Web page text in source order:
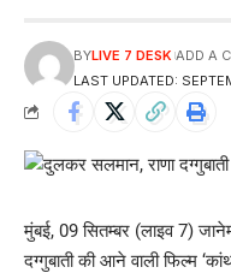
LAST UPDATED:
BYLIVE 7 DESK ADD A
मुंबई, 09 सितम्बर (लाइव 7)
दग्गुबाती की आने वाली फिल्म